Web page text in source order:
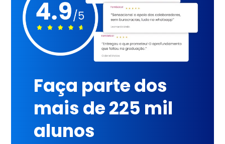
Faça parte dos
mais de 225 mil
alunos